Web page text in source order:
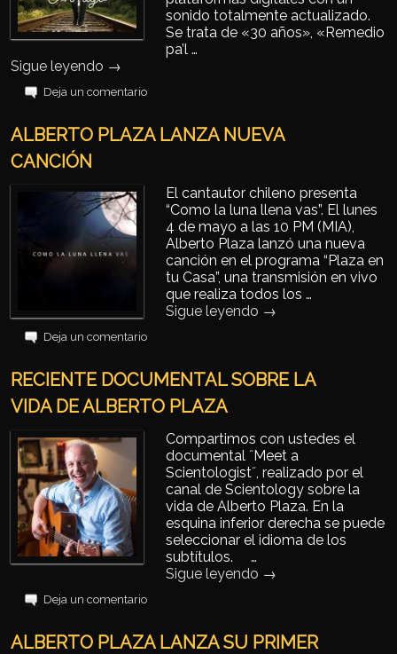
sonido totalmente actualizado.
Se trata de «30 años», «Remedio
pa’l …
Sigue leyendo →
Deja un comentario
ALBERTO PLAZA LANZA NUEVA
CANCIÓN
El cantautor chileno presenta
“Como la luna llena vas”. El lunes
4 de mayo a las 10 PM (MIA),
Alberto Plaza lanzó una nueva
canción en el programa “Plaza en
tu Casa”, una transmisión en vivo
que realiza todos los …
Sigue leyendo →
Deja un comentario
RECIENTE DOCUMENTAL SOBRE LA
VIDA DE ALBERTO PLAZA
Compartimos con ustedes el
documental ˝Meet a
Scientologist˝, realizado por el
canal de Scientology sobre la
vida de Alberto Plaza. En la
esquina inferior derecha se puede
seleccionar el idioma de los
subtítulos. …
Sigue leyendo →
Deja un comentario
ALBERTO PLAZA LANZA SU PRIMER